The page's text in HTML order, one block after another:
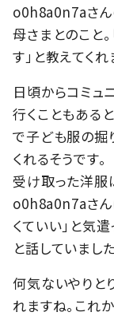
o0h8a0n7aさん
母さまとのこと
す」と教えてくれ
日頃からコミュ
行くこともある
で子ども服の掘
くれるそうです。
受け取った洋服
o0h8a0n7aさん
くていい」と気
と話していました
何気ないやりと
れますね。これ